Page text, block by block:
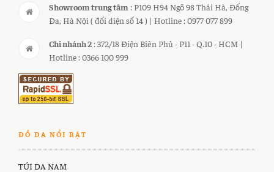
Showroom trung tâm : P109 H94 Ngõ 98 Thái Hà, Đống
Đa, Hà Nội ( đối diện số 14 ) | Hotline : 0977 077 899
Chi nhánh 2 : 372/18 Điện Biên Phủ - P11 - Q.10 - HCM |
Hotline : 0366 100 999
ĐỒ DA NỔI BẬT
TÚI DA NAM